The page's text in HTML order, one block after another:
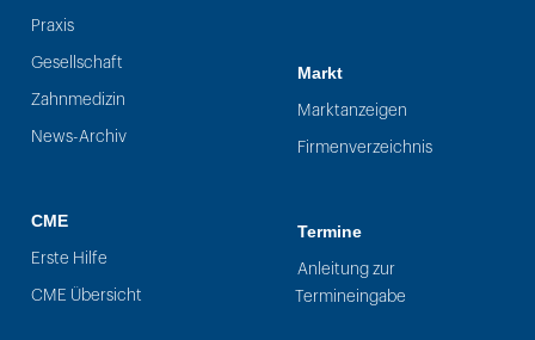
Praxis
Gesellschaft
Zahnmedizin
News-Archiv
CME
Erste Hilfe
CME Übersicht
Markt
Marktanzeigen
Firmenverzeichnis
Termine
Anleitung zur
Termineingabe